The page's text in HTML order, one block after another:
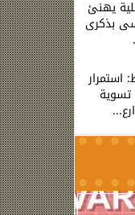
يهنئ
بذكرى
استمرار